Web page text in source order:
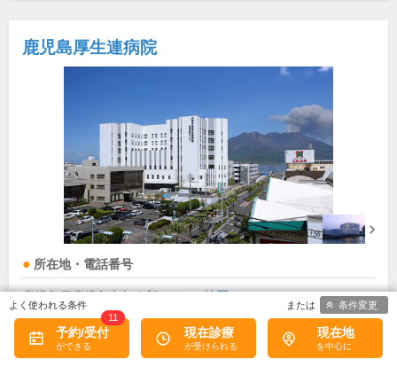
鹿児島厚生連病院
所在地・電話番号
鹿児島県鹿児島市与次郎1-13-1[地図]
099-252-2228
診療科目
予約/受付
11
現在診療 現在地
条件変更